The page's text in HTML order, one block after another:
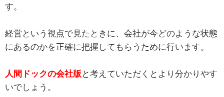
す。
経営という視点で見たときに、会社が今どのような状態
にあるのかを正確に把握してもらうために行います。
人間ドックの会社版 と考えていただくとより分かりやす
いでしょう。